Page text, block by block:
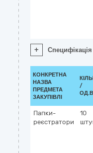
+
КОНКРЕТНА
НАЗВА
ПРЕДМЕТА
ЗАКУПІВЛІ
/
Папки-
реєстратори
10